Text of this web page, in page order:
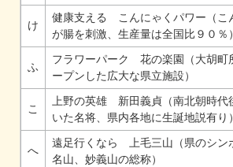
け
健康支える こんにゃくパワー（こ
が腸を刺激、生産量は全国比９０％）
ふ
フラワーパーク 花の楽園（大胡町
ープンした広大な県立施設）
こ
上野の英雄 新田義貞（南北朝時代
いた名将、県内各地に生誕地説有り）
へ
遠足行くなら 上毛三山（県のシン
名山、妙義山の総称）